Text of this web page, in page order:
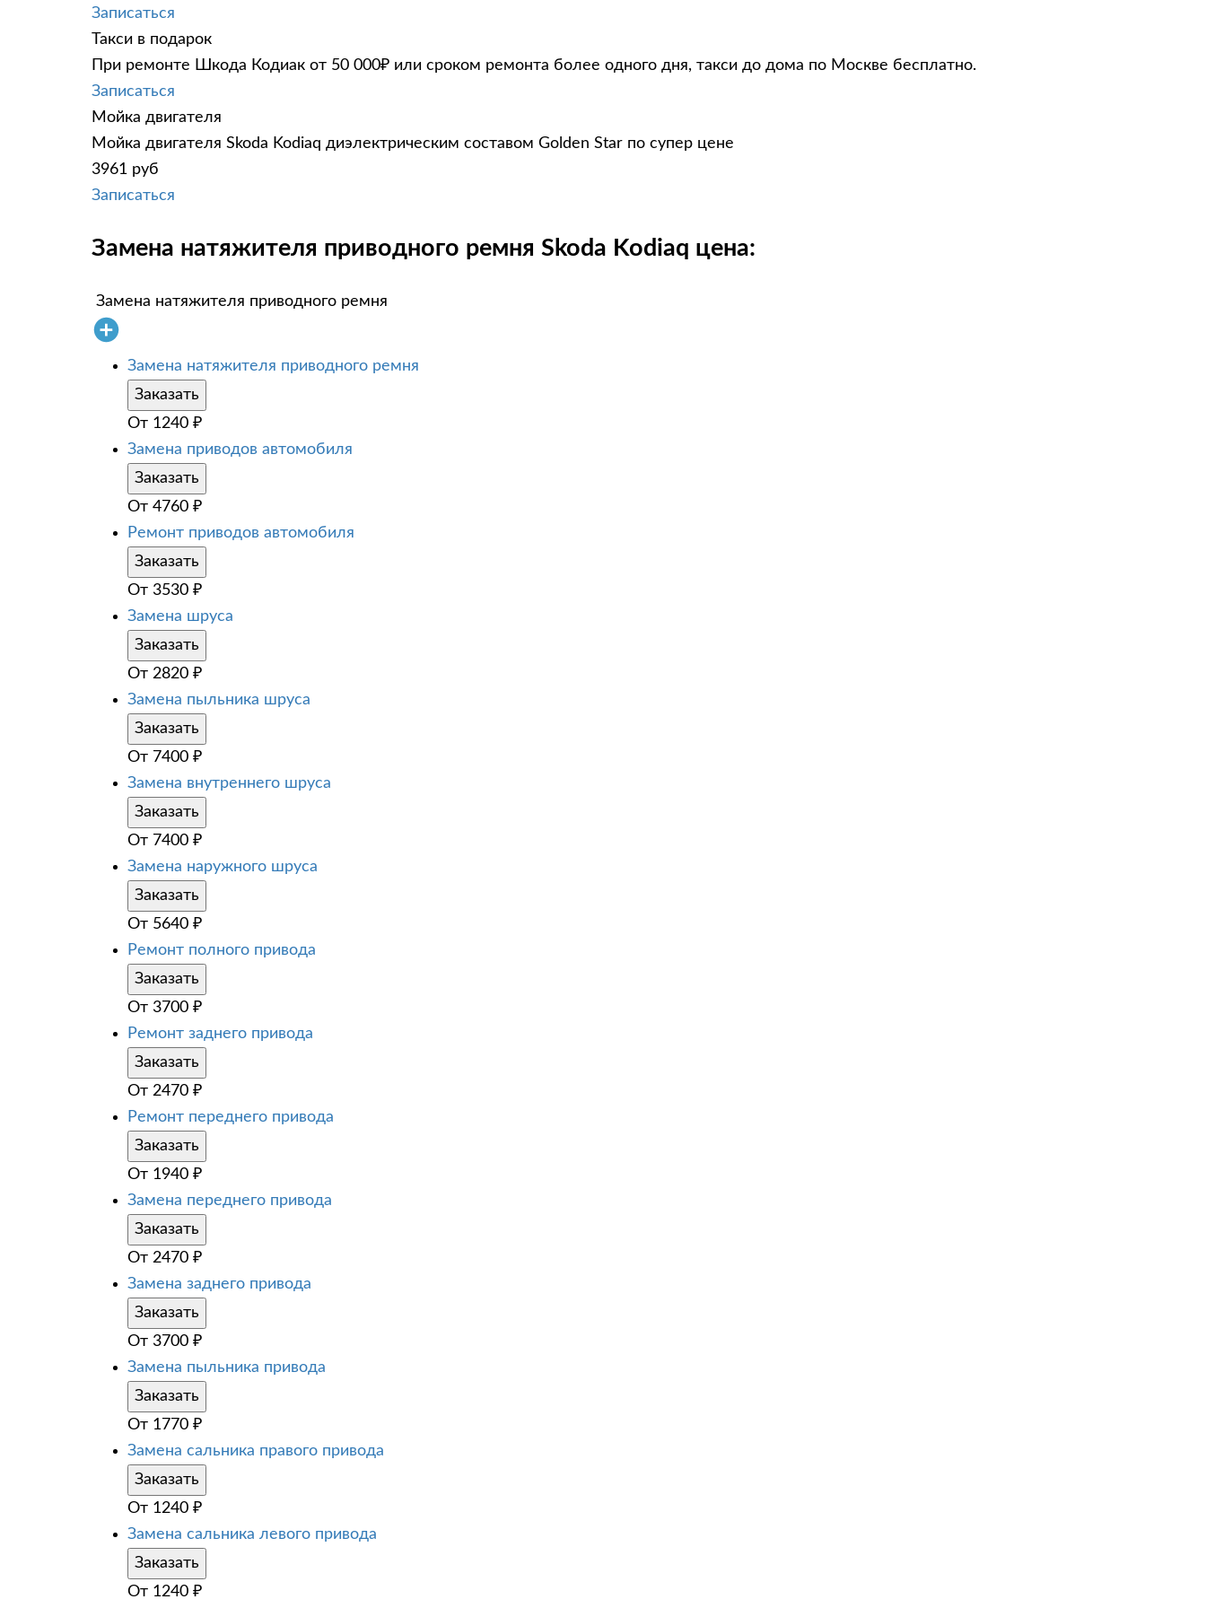
Записаться
Такси в подарок
При ремонте Шкода Кодиак от 50 000₽ или сроком ремонта более одного дня, такси до дома по Москве бесплатно.
Записаться
Мойка двигателя
Мойка двигателя Skoda Kodiaq диэлектрическим составом Golden Star по супер цене
3961 руб
Записаться
Замена натяжителя приводного ремня Skoda Kodiaq цена:
Замена натяжителя приводного ремня
Замена натяжителя приводного ремня
Заказать
От 1240 ₽
Замена приводов автомобиля
Заказать
От 4760 ₽
Ремонт приводов автомобиля
Заказать
От 3530 ₽
Замена шруса
Заказать
От 2820 ₽
Замена пыльника шруса
Заказать
От 7400 ₽
Замена внутреннего шруса
Заказать
От 7400 ₽
Замена наружного шруса
Заказать
От 5640 ₽
Ремонт полного привода
Заказать
От 3700 ₽
Ремонт заднего привода
Заказать
От 2470 ₽
Ремонт переднего привода
Заказать
От 1940 ₽
Замена переднего привода
Заказать
От 2470 ₽
Замена заднего привода
Заказать
От 3700 ₽
Замена пыльника привода
Заказать
От 1770 ₽
Замена сальника правого привода
Заказать
От 1240 ₽
Замена сальника левого привода
Заказать
От 1240 ₽